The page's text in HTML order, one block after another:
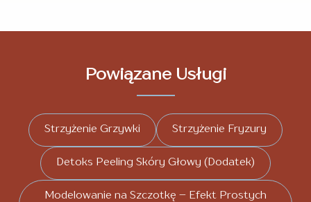
Powiązane Usługi
Strzyżenie Grzywki Strzyżenie Fryzury
Detoks Peeling Skóry Głowy (Dodatek)
Modelowanie na Szczotkę – Efekt Prostych